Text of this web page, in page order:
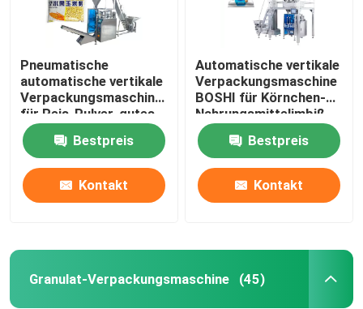
Zuhause
Produkte
Über uns
Pneumatische
automatische vertikale
Verpackungsmaschine
für Reis-Pulver-gutes
Korn Bean
Bestpreis
Kontakt
Automatische vertikale
Verpackungsmaschine
BOSHI für Körnchen-
Nahrungsmittelimbiß
Bestpreis
Kontakt
Granulat-Verpackungsmaschine (45)